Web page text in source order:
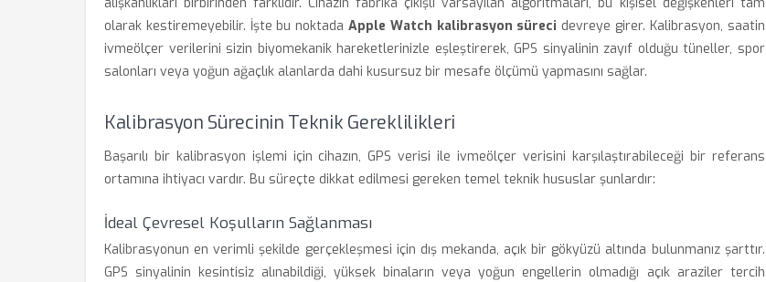
olarak kestiremeyebilir. İşte bu noktadaApple Watch kalibrasyon süreci devreye girer. Kalibrasyon, saatin
ivmeölçer verilerini sizin biyomekanik hareketlerinizle eşleştirerek, GPS sinyalinin zayıf olduğu tüneller, spor
salonları veya yoğun ağaçlık alanlarda dahi kusursuz bir mesafe ölçümü yapmasını sağlar.
Kalibrasyon Sürecinin Teknik Gereklilikleri
Başarılı bir kalibrasyon işlemi için cihazın, GPS verisi ile ivmeölçer verisini karşılaştırabileceği bir referans
ortamına ihtiyacı vardır. Bu süreçte dikkat edilmesi gereken temel teknik hususlar şunlardır:
İdeal Çevresel Koşulların Sağlanması
Kalibrasyonun en verimli şekilde gerçekleşmesi için dış mekanda, açık bir gökyüzü altında bulunmanız şarttır.
GPS sinyalinin kesintisiz alınabildiği, yüksek binaların veya yoğun engellerin olmadığı açık araziler tercih